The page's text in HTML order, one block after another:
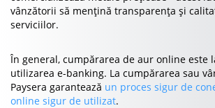
vânzătorii să mențină transparența și
serviciilor.
În general, cumpărarea de aur online este
utilizarea e-banking. La cumpărarea sau
Paysera garantează un proces sigur de
online sigur de utilizat.